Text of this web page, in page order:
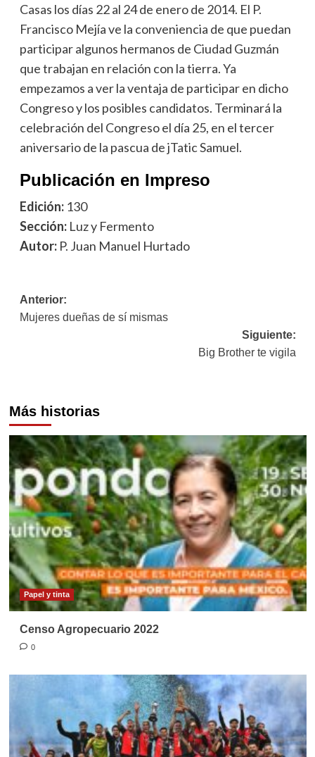
Casas los días 22 al 24 de enero de 2014. El P.
Francisco Mejía ve la conveniencia de que puedan
participar algunos hermanos de Ciudad Guzmán
que trabajan en relación con la tierra. Ya
empezamos a ver la ventaja de participar en dicho
Congreso y los posibles candidatos. Terminará la
celebración del Congreso el día 25, en el tercer
aniversario de la pascua de jTatic Samuel.
Publicación en Impreso
Edición:130
Sección:Luz y Fermento
Autor:P. Juan Manuel Hurtado
Navegación
de
Anterior:
Mujeres dueñas de sí mismas
Siguiente:
Big Brother te vigila
Más historias
Papel y tinta
Censo Agropecuario 2022
0